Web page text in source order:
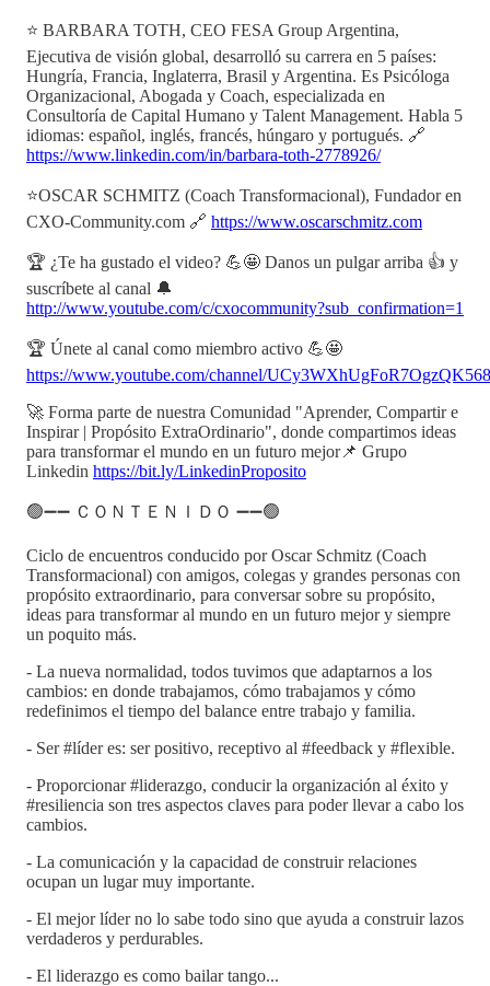
⭐ BARBARA TOTH, CEO FESA Group Argentina,
Ejecutiva de visión global, desarrolló su carrera en 5 países:
Hungría, Francia, Inglaterra, Brasil y Argentina. Es Psicóloga
Organizacional, Abogada y Coach, especializada en
Consultoría de Capital Humano y Talent Management. Habla 5
idiomas: español, inglés, francés, húngaro y portugués. 🔗
https://www.linkedin.com/in/barbara-toth-2778926/
⭐OSCAR SCHMITZ (Coach Transformacional), Fundador en
CXO-Community.com 🔗 https://www.oscarschmitz.com
🏆 ¿Te ha gustado el video? 💪🤩 Danos un pulgar arriba 👍 y
suscríbete al canal 🔔
http://www.youtube.com/c/cxocommunity?sub_confirmation=1
🏆 Únete al canal como miembro activo 💪🤩
https://www.youtube.com/channel/
🚀 Forma parte de nuestra Comunidad "Aprender, Compartir e
Inspirar | Propósito ExtraOrdinario", donde compartimos ideas
para transformar el mundo en un futuro mejor📌 Grupo
Linkedin https://bit.ly/LinkedinProposito
🟢➖➖ ＣＯＮＴＥＮＩＤＯ ➖➖🟢
Ciclo de encuentros conducido por Oscar Schmitz (Coach
Transformacional) con amigos, colegas y grandes personas con
propósito extraordinario, para conversar sobre su propósito,
ideas para transformar al mundo en un futuro mejor y siempre
un poquito más.
- La nueva normalidad, todos tuvimos que adaptarnos a los
cambios: en donde trabajamos, cómo trabajamos y cómo
redefinimos el tiempo del balance entre trabajo y familia.
- Ser #líder es: ser positivo, receptivo al #feedback y #flexible.
- Proporcionar #liderazgo, conducir la organización al éxito y
#resiliencia son tres aspectos claves para poder llevar a cabo los
cambios.
- La comunicación y la capacidad de construir relaciones
ocupan un lugar muy importante.
- El mejor líder no lo sabe todo sino que ayuda a construir lazos
verdaderos y perdurables.
- El liderazgo es como bailar tango...